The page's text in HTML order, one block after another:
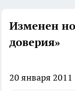
Изменен
доверия»
20 января 2011